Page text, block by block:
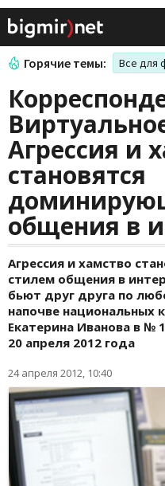
Горячие темы: Все для
Агрессия и
становятся
общения в
Агрессия и хамство
стилем общения в
бьют друг друга по
напочве национальных
Екатерина Иванова в №
20 апреля 2012 года
24 апреля 2012, 10:40